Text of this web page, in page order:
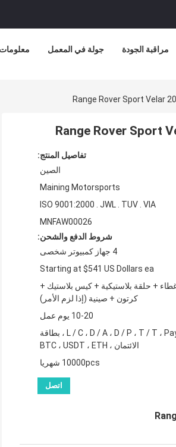
معلومات جولة في المعمل مراقبة الجودة
تفاصيل المنتج:
الصين
Maining Motorsports
ISO 9001:2000 . JWL . TUV . VIA
MNFAW00026
شروط الدفع والشحن:
4 جهاز كمبيوتر شخصى
Starting at $541 US Dollars ea
+ حلقة بلاستيكية + كيس بلاستيك +
كرتون + صينية (إذا لزم الأمر)
10-20 يوم عمل
L / C ، D / A ، D / P ، T / T ، Paypal ، بطاقة
الائتمان ، BTC ، USDT ، ETH
10000pcs شهريا
اتصل